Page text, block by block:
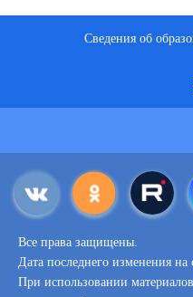
Сведения об
Все права защищены.
Дата последнего изменения на
При использовании